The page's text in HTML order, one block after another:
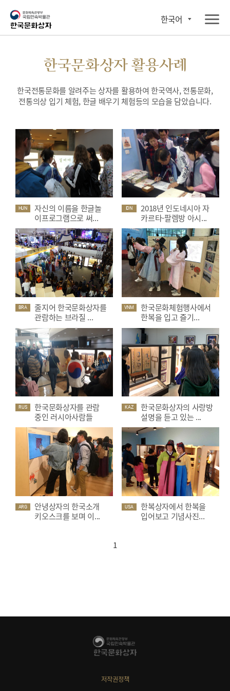
한국어
한국문화상자 활용사례
한국전통문화를 알려주는 상자를 활용하여 한국역사, 전통문화,
전통의상 입기 체험, 한글 배우기 체험등의 모습을 담았습니다.
HUN
자신의 이름을 한글놀
이프로그램으로 써...
IDN
2018년 인도네시아 자
카르타-팔렘방 아시...
BRA
줄지어 한국문화상자를
관람하는 브라질 ...
VNM
한국문화체험행사에서
한복을 입고 즐기...
RUS
한국문화상자를 관람
중인 러시아사람들
KAZ
한국문화상자의 사랑방
설명을 듣고 있는 ...
ARG
안녕상자의 한국소개
키오스크를 보며 이...
USA
한복상자에서 한복을
입어보고 기념사진...
1
저작권정책